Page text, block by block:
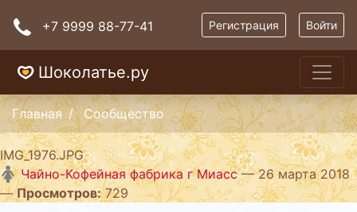
+7 9999 88-77-41 Регистрация Войти
Шоколатье.ру
Главная Сообщество
IMG_1976.JPG
Чайно-Кофейная фабрика г Миасс— 26 марта 2018
—Просмотров:729